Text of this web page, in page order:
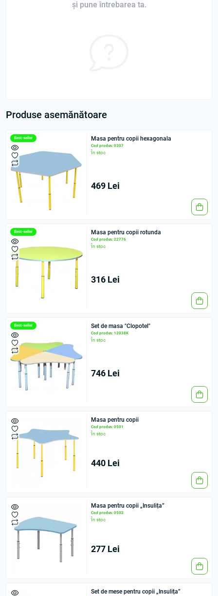
și pune întrebarea ta.
Produse asemănătoare
Best-seller Masa pentru copii hexagonala
Cod produs: 0307
În stoc
469 Lei
Best-seller Masa pentru copii rotunda
Cod produs: 22776
În stoc
316 Lei
Best-seller Set de masa "Clopotel"
Cod produs: 12038K
În stoc
746 Lei
Masa pentru copii
Cod produs: 0501
În stoc
440 Lei
Masa pentru copii „Insulița”
Cod produs: 0502
În stoc
277 Lei
Set de mese pentru copii „Insulița”